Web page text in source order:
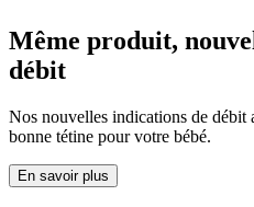
Même produit,
débit
Nos nouvelles indications de débit
bonne tétine pour votre bébé.
En savoir plus